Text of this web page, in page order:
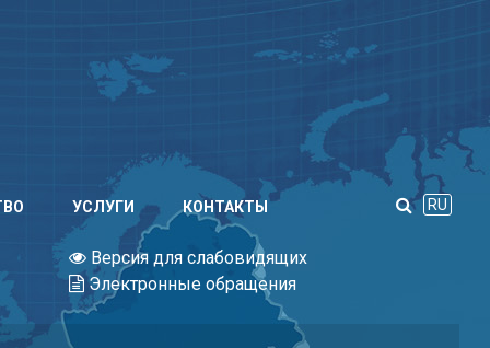
УСЛУГИ КОНТАКТЫ RU
Версия для слабовидящих
Электронные обращения